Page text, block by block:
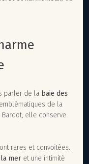
parler de la baie des
de la
elle conserve
rares et convoitées.
mer et une intimité